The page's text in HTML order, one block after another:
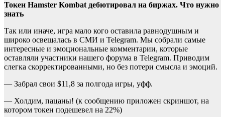
Токен Hamster Kombat дебютировал на биржах. Что нужно
знать
Так или иначе, игра мало кого оставила равнодушным и
широко освещалась в СМИ и Telegram. Мы собрали самые
интересные и эмоциональные комментарии, которые
оставляли участники нашего форума в Telegram. Приводим
слегка скорректированными, но без потери смысла и эмоций.
— Забрал свои $11,8 за полгода игры, уфф.
— Холдим, пацаны! (к сообщению приложен скриншот, на
котором токен подешевел на 22%)